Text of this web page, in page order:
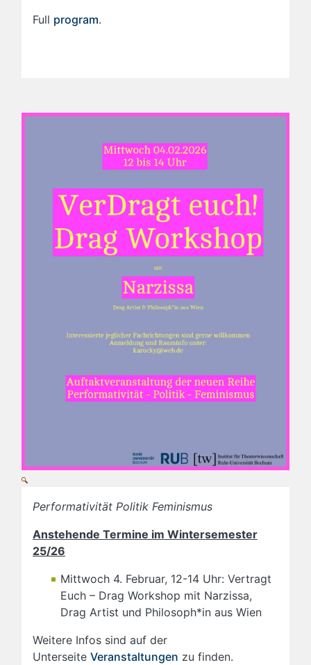
Full program.
Performativität Politik Feminismus
Anstehende Termine im Wintersemester
25/26
Mittwoch 4. Februar, 12-14 Uhr: Vertragt
Euch – Drag Workshop mit Narzissa,
Drag Artist und Philosoph*in aus Wien
Weitere Infos sind auf der
Unterseite Veranstaltungen zu finden.